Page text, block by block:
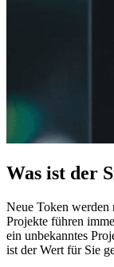
Was ist der
Neue Token werden
Projekte führen
ein unbekanntes
ist der Wert für Sie